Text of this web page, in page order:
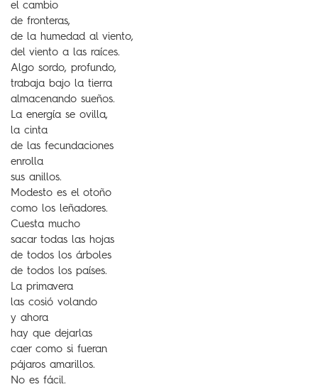
el cambio
de fronteras,
de la humedad al viento,
del viento a las raíces.
Algo sordo, profundo,
trabaja bajo la tierra
almacenando sueños.
La energía se ovilla,
la cinta
de las fecundaciones
enrolla
sus anillos.
Modesto es el otoño
como los leñadores.
Cuesta mucho
sacar todas las hojas
de todos los árboles
de todos los países.
La primavera
las cosió volando
y ahora
hay que dejarlas
caer como si fueran
pájaros amarillos.
No es fácil.